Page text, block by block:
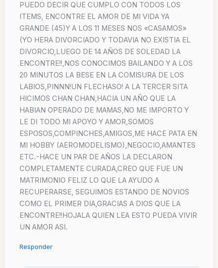
PUEDO DECIR QUE CUMPLO CON TODOS LOS
ITEMS, ENCONTRE EL AMOR DE MI VIDA YA
GRANDE (45)Y A LOS 11 MESES NOS «CASAMOS»
(YO HERA DIVORCIADO Y TODAVIA NO EXISTIA EL
DIVORCIO,LUEGO DE 14 AÑOS DE SOLEDAD LA
ENCONTRE!!,NOS CONOCIMOS BAILANDO Y A LOS
20 MINUTOS LA BESE EN LA COMISURA DE LOS
LABIOS,PINNN!UN FLECHASO! A LA TERCER SITA
HICIMOS CHAN CHAN,HACIA UN AÑO QUE LA
HABIAN OPERADO DE MAMAS,NO ME IMPORTO Y
LE DI TODO MI APOYO Y AMOR,SOMOS
ESPOSOS,COMPINCHES,AMIGOS,ME HACE PATA EN
MI HOBBY (AEROMODELISMO),NEGOCIO,AMANTES
ETC.-HACE UN PAR DE AÑOS LA DECLARON
COMPLETAMENTE CURADA,CREO QUE FUE UN
MATRIMONIO FELIZ LO QUE LA AYUDO A
RECUPERARSE, SEGUIMOS ESTANDO DE NOVIOS
COMO EL PRIMER DIA,GRACIAS A DIOS QUE LA
ENCONTRE!!HOJALA QUIEN LEA ESTO PUEDA VIVIR
UN AMOR ASI.
Responder